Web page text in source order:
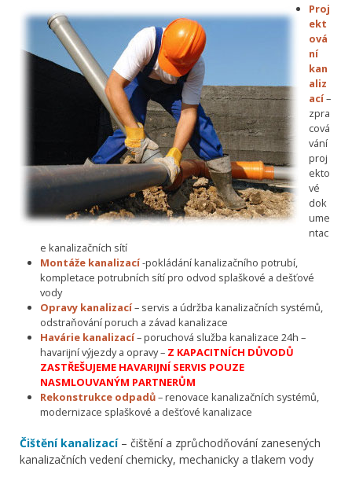
Proj
ekt
ová
ní
kan
aliz
ací–
zpra
cová
vání
proj
ekto
vé
dok
ume
ntac
e kanalizačních sítí
Montáže kanalizací-pokládání kanalizačního potrubí,
kompletace potrubních sítí pro odvod splaškové a dešťové
vody
Opravy kanalizací– servis a údržba kanalizačních systémů,
odstraňování poruch a závad kanalizace
Havárie kanalizací– poruchová služba kanalizace 24h –
havarijní výjezdy a opravy – Z KAPACITNÍCH DŮVODŮ
ZASTŘEŠUJEME HAVARIJNÍ SERVIS POUZE
NASMLOUVANÝM PARTNERŮM
Rekonstrukce odpadů– renovace kanalizačních systémů,
modernizace splaškové a dešťové kanalizace
Čištění kanalizací– čištění a zprůchodňování zanesených
kanalizačních vedení chemicky, mechanicky a tlakem vody